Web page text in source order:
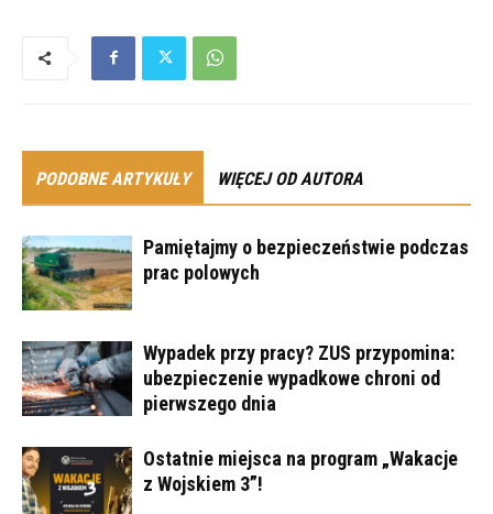
PODOBNE ARTYKUŁY WIĘCEJ OD AUTORA
Pamiętajmy o bezpieczeństwie podczas
prac polowych
Wypadek przy pracy? ZUS przypomina:
ubezpieczenie wypadkowe chroni od
pierwszego dnia
Ostatnie miejsca na program „Wakacje
z Wojskiem 3”!